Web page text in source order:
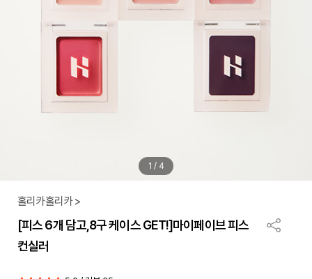
1 / 4
홀리카홀리카 >
[피스 6개 담고,8구 케이스 GET!]마이페이브 피스
컨실러